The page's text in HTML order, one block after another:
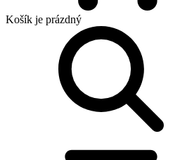
Košík je prázdný